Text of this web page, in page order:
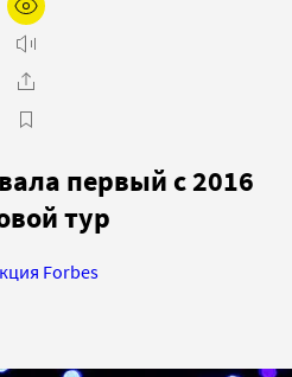
первый с 2016
тур
Forbes